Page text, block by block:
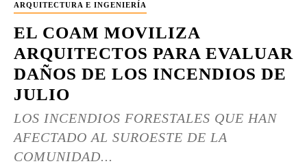
ARQUITECTURA E INGENIERÍA
EL COAM MOVILIZA
ARQUITECTOS PARA EVALUAR
DAÑOS DE LOS INCENDIOS DE
JULIO
LOS INCENDIOS FORESTALES QUE HAN
AFECTADO AL SUROESTE DE LA
COMUNIDAD...